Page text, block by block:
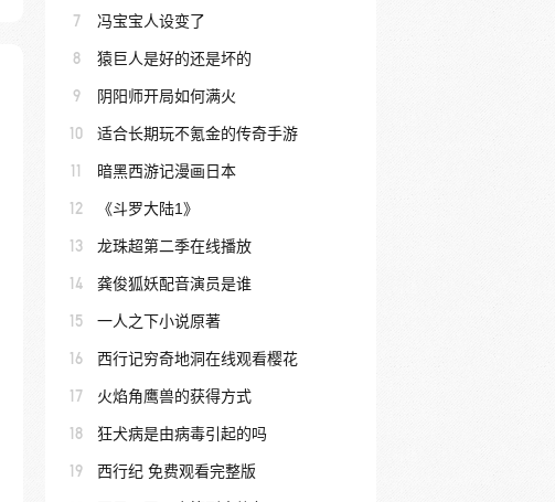
7 冯宝宝人设变了
8 猿巨人是好的还是坏的
9 阴阳师开局如何满火
10 适合长期玩不氪金的传奇手游
11 暗黑西游记漫画日本
12 《斗罗大陆1》
13 龙珠超第二季在线播放
14 龚俊狐妖配音演员是谁
15 一人之下小说原著
16 西行记穷奇地洞在线观看樱花
17 火焰角鹰兽的获得方式
18 狂犬病是由病毒引起的吗
19 西行纪 免费观看完整版